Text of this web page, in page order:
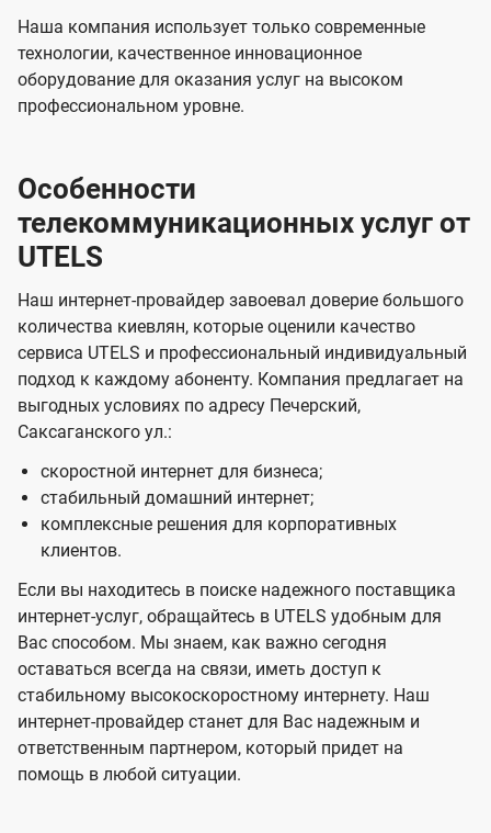
Наша компания использует только современные
технологии, качественное инновационное
оборудование для оказания услуг на высоком
профессиональном уровне.
Особенности
телекоммуникационных услуг от
UTELS
Наш интернет-провайдер завоевал доверие большого
количества киевлян, которые оценили качество
сервиса UTELS и профессиональный индивидуальный
подход к каждому абоненту. Компания предлагает на
выгодных условиях по адресу Печерский,
Саксаганского ул.:
скоростной интернет для бизнеса;
стабильный домашний интернет;
комплексные решения для корпоративных
клиентов.
Если вы находитесь в поиске надежного поставщика
интернет-услуг, обращайтесь в UTELS удобным для
Вас способом. Мы знаем, как важно сегодня
оставаться всегда на связи, иметь доступ к
стабильному высокоскоростному интернету. Наш
интернет-провайдер станет для Вас надежным и
ответственным партнером, который придет на
помощь в любой ситуации.